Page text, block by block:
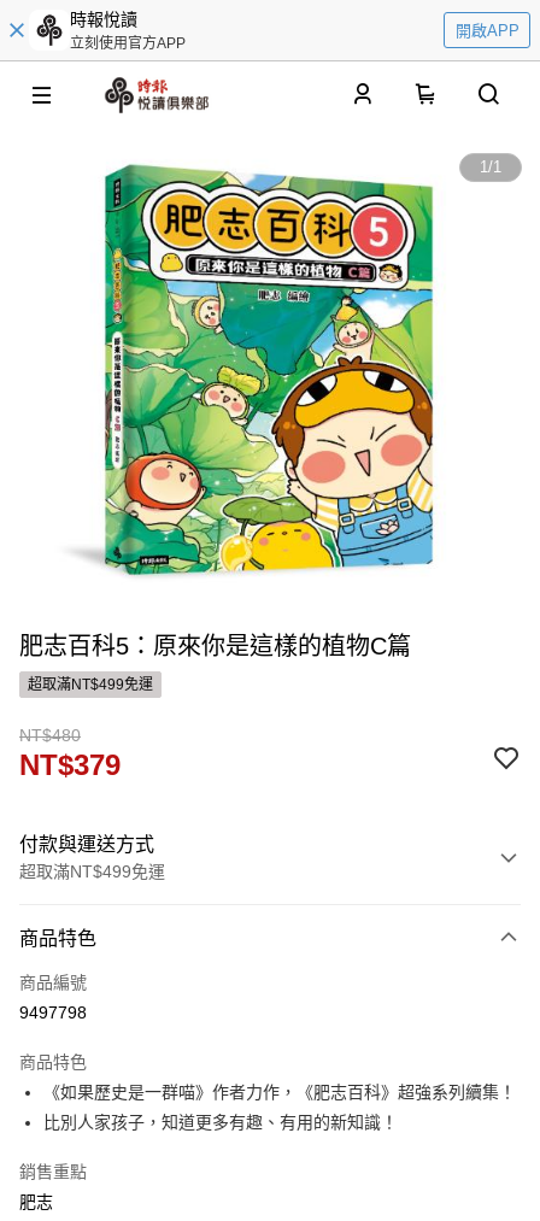
時報悅讀
立刻使用官方APP
開啟APP
1/1
肥志百科5：原來你是這樣的植物C篇
超取滿NT$499免運
NT$480
NT$379
付款與運送方式
超取滿NT$499免運
信用卡一次付款
ATM付款
運送方式
付款後全家取貨
每筆NT$60，滿NT$499(含以上)免運費
付款後7-11取貨
每筆NT$60，滿NT$499(含以上)免運費
商品特色
商品編號
9497798
商品特色
《如果歷史是一群喵》作者力作，《肥志百科》超強系列續集！
比別人家孩子，知道更多有趣、有用的新知識！
銷售重點
肥志